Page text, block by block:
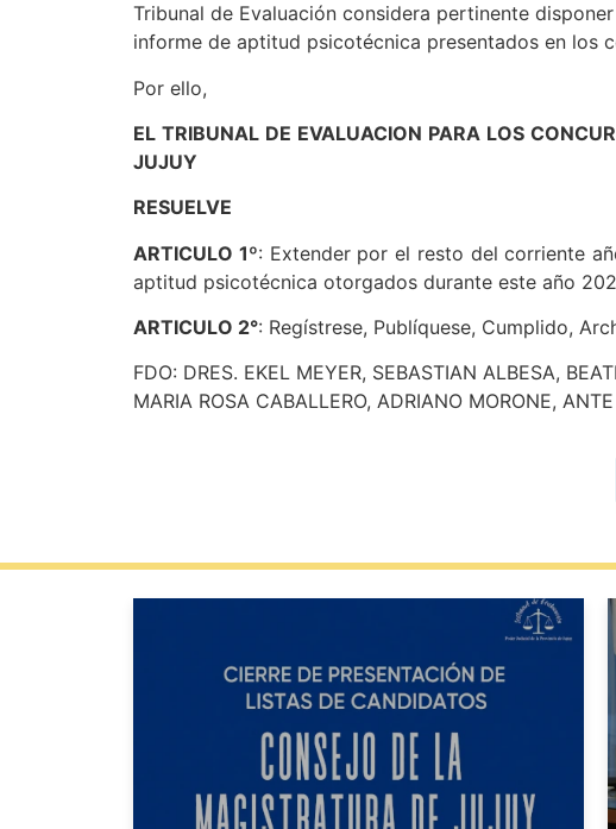
Tribunal de Evaluación considera pertinente
informe de aptitud psicotécnica presentados en los
Por ello,
EL TRIBUNAL DE EVALUACION PARA LOS
JUJUY
RESUELVE
ARTICULO 1º: Extender por el resto del corriente
aptitud psicotécnica otorgados durante este año
ARTICULO 2°: Regístrese, Publíquese, Cumplido,
FDO: DRES. EKEL MEYER, SEBASTIAN ALBESA,
MARIA ROSA CABALLERO, ADRIANO MORONE,